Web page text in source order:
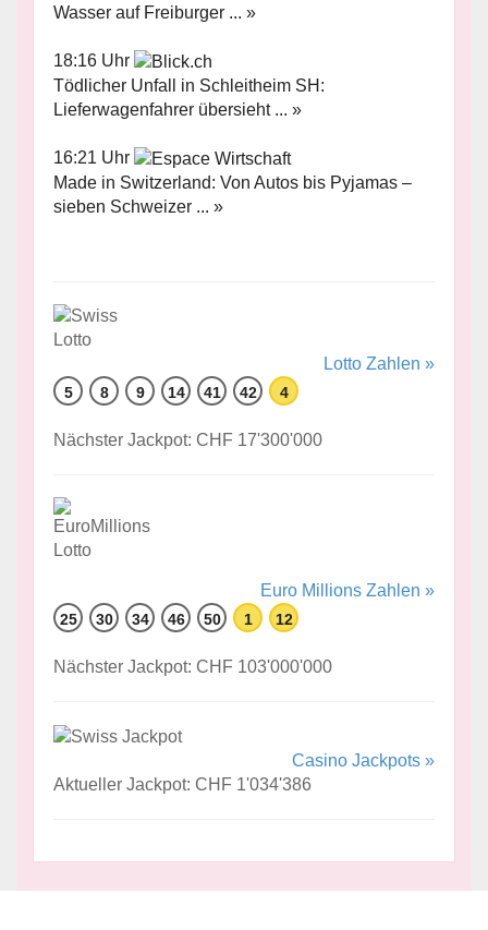
Wasser auf Freiburger ... »
18:16 Uhr
Tödlicher Unfall in Schleitheim SH:
Lieferwagenfahrer übersieht ... »
16:21 Uhr
Made in Switzerland: Von Autos bis Pyjamas –
sieben Schweizer ... »
Lotto Zahlen »
5 8 9 14 41 42 4
Nächster Jackpot: CHF 17'300'000
Euro Millions Zahlen »
25 30 34 46 50 1 12
Nächster Jackpot: CHF 103'000'000
Casino Jackpots »
Aktueller Jackpot: CHF 1'034'386